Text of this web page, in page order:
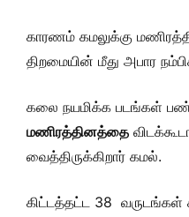
காரணம் கமலுக்கு
திறமையின் மீது அபார
கலை நயமிக்க படங்கள்
மணிரத்தினத்தை
வைத்திருக்கிறார் கமல்.
கிட்டத்தட்ட 38 வருடங்கள்